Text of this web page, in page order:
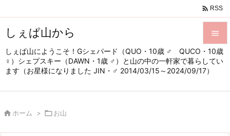
しぇぱ山から
しぇぱ山にようこそ！Gシェパード（QUO・10歳 ♂ QUCO・10歳
♀）シェプスキー（DAWN・1歳 ♂）と山の中の一軒家で暮らしてい
ます（お星様になりました JIN・♂ 2014/03/15～2024/09/17）


メニュ
サイド

 RSS
 ホーム > お山